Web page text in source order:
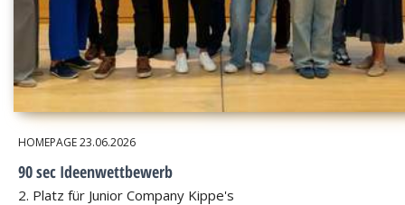
HOMEPAGE23.06.2026
90 sec Ideenwettbewerb
2. Platz für Junior Company Kippe's